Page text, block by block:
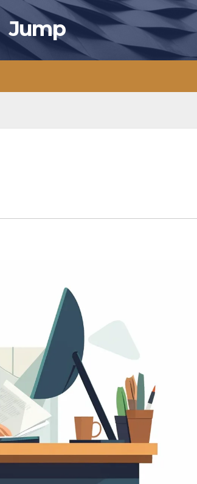
Jump